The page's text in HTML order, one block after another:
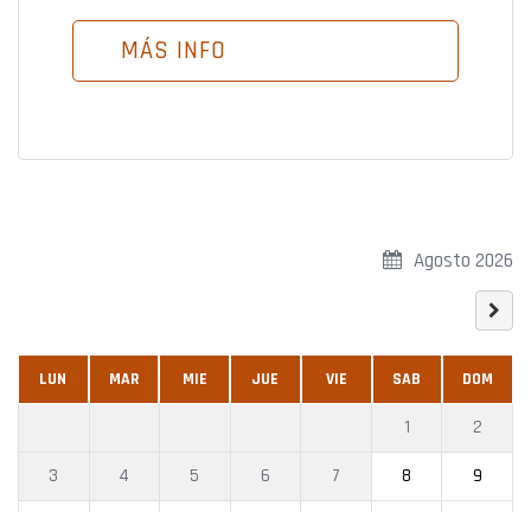
MÁS INFO
Agosto 2026
LUN MAR MIE JUE VIE SAB DOM
1 2
3 4 5 6 7 8 9